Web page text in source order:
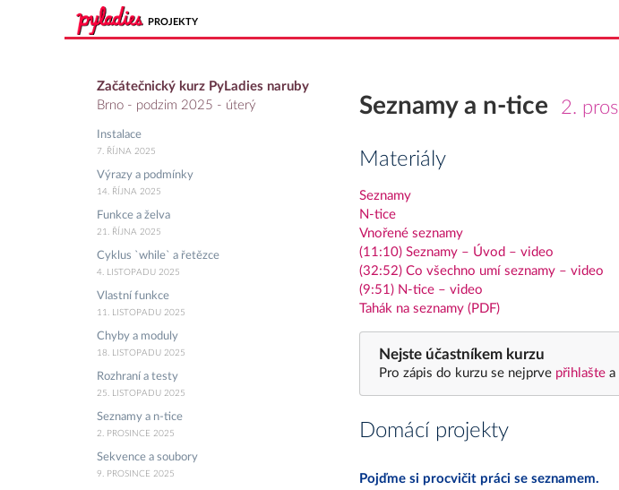
PROJEKTY
Začátečnický kurz PyLadies naruby
Brno - podzim 2025 - úterý
Instalace
7. ŘÍJNA 2025
Výrazy a podmínky
14. ŘÍJNA 2025
Funkce a želva
21. ŘÍJNA 2025
Cyklus `while` a řetězce
4. LISTOPADU 2025
Vlastní funkce
11. LISTOPADU 2025
Chyby a moduly
18. LISTOPADU 2025
Rozhraní a testy
25. LISTOPADU 2025
Seznamy a n-tice
2. PROSINCE 2025
Sekvence a soubory
9. PROSINCE 2025
Seznamy a n-tice 2.
Materiály
Seznamy
N-tice
Vnořené seznamy
(11:10) Seznamy – Úvod – video
(32:52) Co všechno umí seznamy – video
(9:51) N-tice – video
Tahák na seznamy (PDF)
Nejste účastníkem kurzu
Pro zápis do kurzu se nejprve přihlašte a
Domácí projekty
Pojďme si procvičit práci se seznamem.